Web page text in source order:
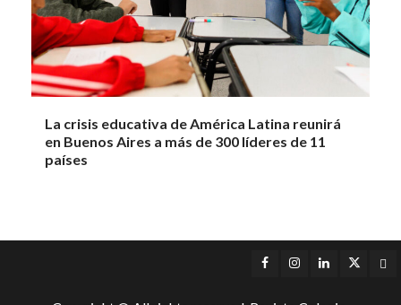
La crisis educativa de América Latina reunirá
en Buenos Aires a más de 300 líderes de 11
países
Facebook
Instagram
LinkedInTwitter